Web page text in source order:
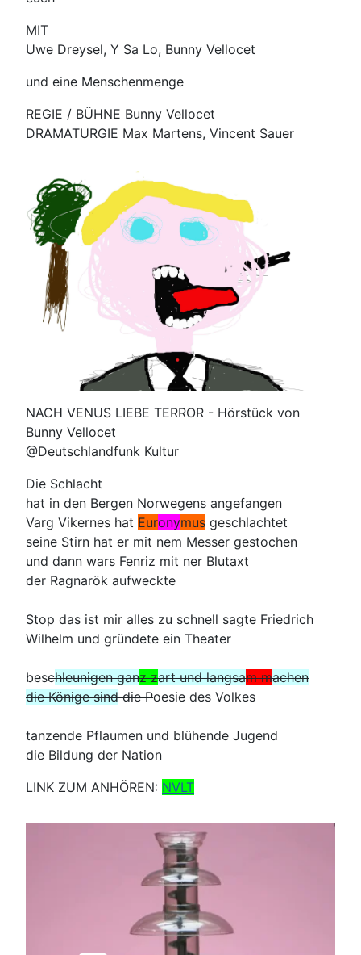
MIT
Uwe Dreysel, Y Sa Lo, Bunny Vellocet
und eine Menschenmenge
REGIE / BÜHNE Bunny Vellocet
DRAMATURGIE Max Martens, Vincent Sauer
NACH VENUS LIEBE TERROR - Hörstück von
Bunny Vellocet
@Deutschlandfunk Kultur
Die Schlacht
hat in den Bergen Norwegens angefangen
Varg Vikernes hat Euronymus geschlachtet
seine Stirn hat er mit nem Messer gestochen
und dann wars Fenriz mit ner Blutaxt
der Ragnarök aufweckte
Stop das ist mir alles zu schnell sagte Friedrich
Wilhelm und gründete ein Theater
beschleunigen ganz zart und langsam machen
die Könige sinddie Poesie des Volkes
tanzende Pflaumen und blühende Jugend
die Bildung der Nation
LINK ZUM ANHÖREN: NVLT